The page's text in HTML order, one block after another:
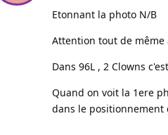
Etonnant la photo N/B
Attention tout de même
Dans 96L , 2 Clowns
Quand on voit la 1ere
dans le positionnement